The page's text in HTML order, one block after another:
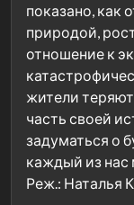
показано, как
природой,
отношение к
жители
часть своей
задуматься о
каждый из нас
Реж.: Наталья